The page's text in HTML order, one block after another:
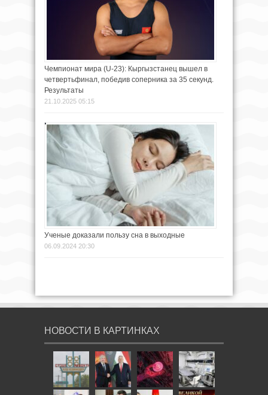
Чемпионат мира (U-23): Кыргызстанец вышел в
четвертьфинал, победив соперника за 35 секунд.
Результаты
21.10.2025 05:15
Ученые доказали пользу сна в выходные
06.09.2024 20:30
НОВОСТИ В КАРТИНКАХ